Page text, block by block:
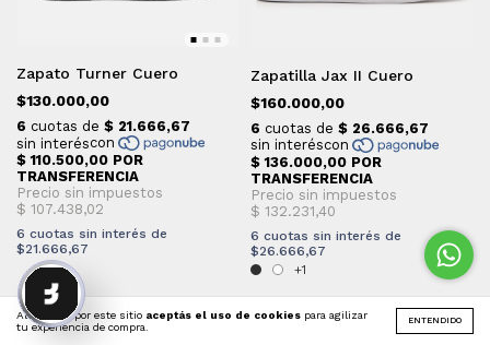
Al navegar por este sitio aceptás el uso de cookies para agilizar
tu experiencia de compra.
ENTENDIDO
Zapato Turner Cuero
$130.000,00
6 cuotas sin interés de
$21.666,67
Zapatilla Jax II Cuero
$160.000,00
6 cuotas sin interés de
$26.666,67
+1